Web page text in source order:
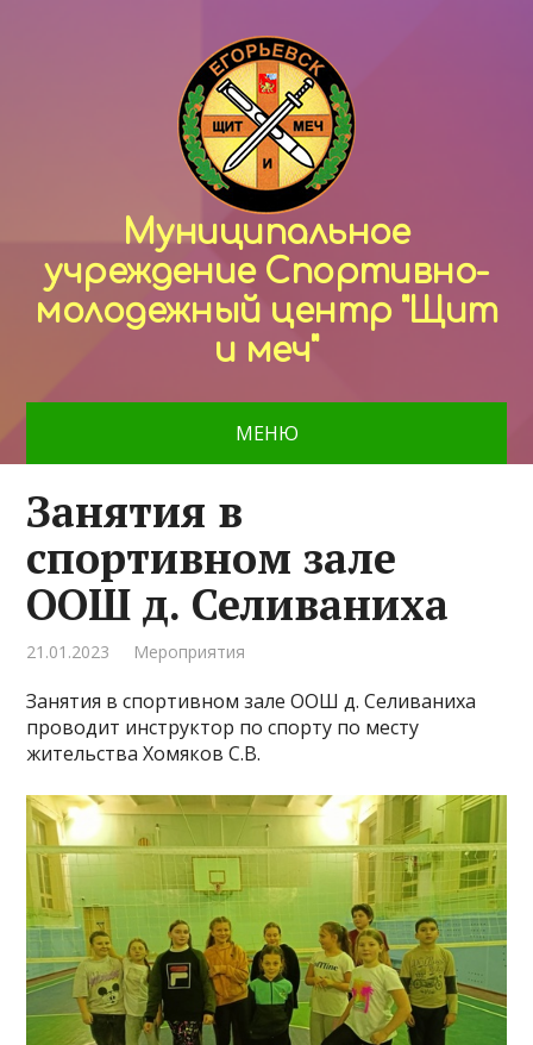
Муниципальное
учреждение Спортивно-
молодежный центр "Щит
и меч"
МЕНЮ
Занятия в
спортивном зале
ООШ д. Селиваниха
21.01.2023 Мероприятия
Занятия в спортивном зале ООШ д. Селиваниха
проводит инструктор по спорту по месту
жительства Хомяков С.В.